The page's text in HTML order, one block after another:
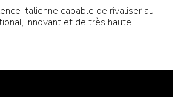
italienne capable de rivaliser au
innovant et de très haute